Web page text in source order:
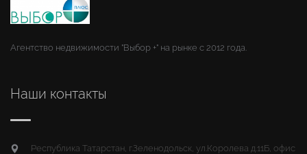
Агентство недвижимости "Выбор +" на рынке с 2012 года.
Наши контакты
Республика Татарстан, г.Зеленодольск, ул.Королева д.11Б, офис